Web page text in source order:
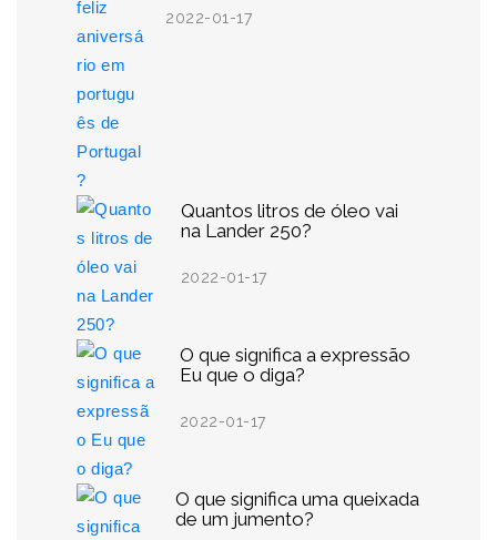
2022-01-17
Quantos litros de óleo vai
na Lander 250?
2022-01-17
O que significa a expressão
Eu que o diga?
2022-01-17
O que significa uma queixada
de um jumento?